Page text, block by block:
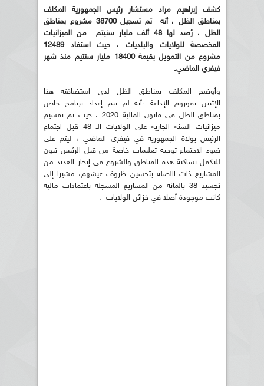
كشف إبراهيم مراد مستشار رئيس الجمهورية المكلف
بمناطق الظل ، أنه تم تسجيل 38700 مشروع بمناطق
الظل ، رُصد لها 48 ألف مليار سنيتم من الميزانيات
المخصصة للولايات والبلديات ، حيث استفاد 12489
مشروع من التمويل بقيمة 18400 مليار سنتيم منذ شهر
فيفري الماضي.
وأوضح المكلف بمناطق الظل لدى استضافته هذا
الإثنين بفوروم الإذاعة ،أنه لم يتم إعداد برنامج خاص
بمناطق الظل في قانون المالية 2020 ، حيث تم تقسيم
ميزانيات السنة الجارية على الولايات الـ 48 قبل اجتماع
الرئيس بولاة الجمهورية في فيفري الماضي ، ليتم على
ضوء الاجتماع توجيه تعليمات خاصة من قبل الرئيس تبون
للتكفل بساكنة هذه المناطق والشروع في إنجاز العديد من
المشاريع ذات االصلة بتحسين ظروف عيشهم، مشيرا إلى
تجسيد 38 بالمائة من المشاريع المسجلة باعتمادات مالية
كانت موجودة أصلا في خزائن الولايات .